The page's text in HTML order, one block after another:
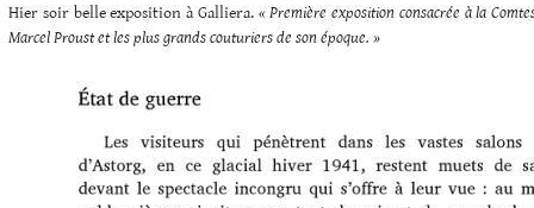
Hier soir belle exposition à Galliera.« Première exposition consacrée à la
Marcel Proust et les plus grands couturiers de son époque. »